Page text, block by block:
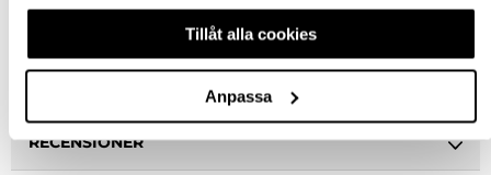
Tillåt alla cookies
Anpassa
RECENSIONER